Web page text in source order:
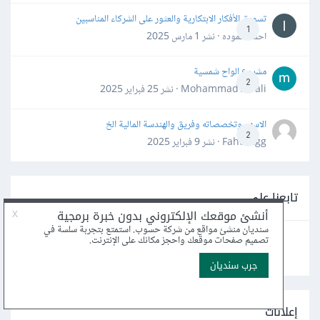
1
تسويق الأفكار الابتكارية والعثور على الشركاء المناسبين
احمد حموده · نشر 1 مارس 2025
2
مشروع الواح شمسية
Mohammad Awali · نشر
25 فبراير 2025
2
الاسهم وتخصصاته وفريق والهندسة المالية الخ
Fahd Ggg · نشر
9 فبراير 2025
تابعنا على
إعلانات